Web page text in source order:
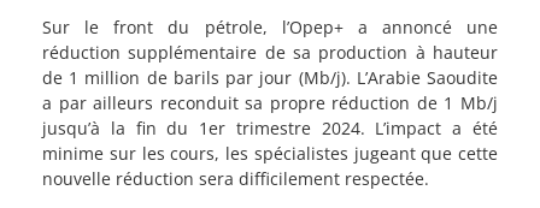
Sur le front du pétrole, l’Opep+ a annoncé une
réduction supplémentaire de sa production à hauteur
de 1 million de barils par jour (Mb/j). L’Arabie Saoudite
a par ailleurs reconduit sa propre réduction de 1 Mb/j
jusqu’à la fin du 1er trimestre 2024. L’impact a été
minime sur les cours, les spécialistes jugeant que cette
nouvelle réduction sera difficilement respectée.